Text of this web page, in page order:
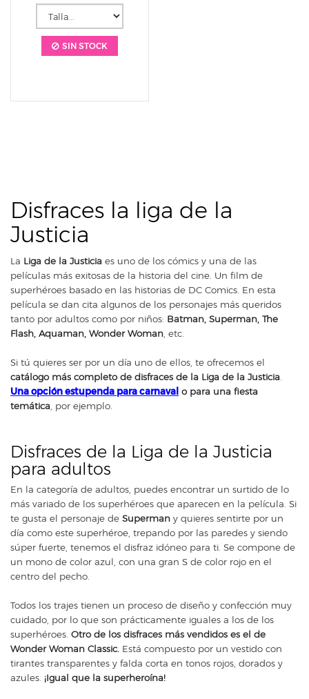
SIN STOCK
Disfraces la liga de la
Justicia
La Liga de la Justicia es uno de los cómics y una de las
películas más exitosas de la historia del cine. Un film de
superhéroes basado en las historias de DC Comics. En esta
película se dan cita algunos de los personajes más queridos
tanto por adultos como por niños: Batman, Superman, The
Flash, Aquaman, Wonder Woman , etc.
Si tú quieres ser por un día uno de ellos, te ofrecemos el
catálogo más completo de disfraces de la Liga de la Justicia
Una opción estupenda para carnaval o para una fiesta
temática , por ejemplo.
Disfraces de la Liga de la Justicia
para adultos
En la categoría de adultos, puedes encontrar un surtido de lo
más variado de los superhéroes que aparecen en la película. Si
te gusta el personaje de Superman y quieres sentirte por un
día como este superhéroe, trepando por las paredes y siendo
súper fuerte, tenemos el disfraz idóneo para ti. Se compone de
un mono de color azul, con una gran S de color rojo en el
centro del pecho.
Todos los trajes tienen un proceso de diseño y confección muy
cuidado, por lo que son prácticamente iguales a los de los
superhéroes. Otro de los disfraces más vendidos es el de
Wonder Woman Classic. Está compuesto por un vestido con
tirantes transparentes y falda corta en tonos rojos, dorados y
azules. ¡Igual que la superheroína!